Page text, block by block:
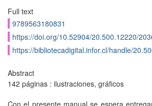
Full text
9789563180831
https://doi.org/10.52904/20.500.12220/
https://bibliotecadigital.infor.cl/handle/
Abstract
142 páginas : ilustraciones, gráficos
Con el presente manual se espera